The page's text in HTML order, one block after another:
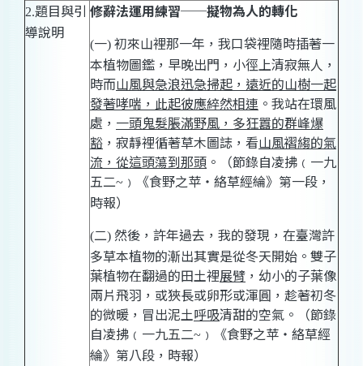
2.題目與引
導說明
修辭法運用練習──擬物為人的轉化
(一) 初來山裡那一年，我口袋裡隨時插著一
本植物圖鑑，早晚出門，小徑上清寂無人，
時而山風與急浪迅急掃起，遠近的山樹一起
發著哮喘，此起彼應綷然相連 。我站在環風
處， 一頭鬼髮脹滿野風，多狂囂的群峰爆
豁 ，寂靜裡循著草木圖誌，看山風褶縐的氣
流，從這頭蕩到那頭 。（節錄自凌拂﹙一九
五二~ ﹚《食野之苹‧絡草經綸》第一段，
時報）
(二) 然後，許年過去，我的發現，在臺灣許
多草本植物的漸出其實是從冬天開始。雙子
葉植物在翻過的田土裡展臂 ，幼小的子葉像
兩片飛羽，或狹長或卵形或渾圓，趁著初冬
的微暖，冒出泥土呼吸清甜的空氣。（節錄
自凌拂﹙一九五二~ ﹚《食野之苹‧絡草經
綸》第八段，時報）